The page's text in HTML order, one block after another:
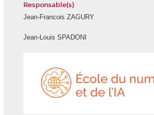
Responsable(s)
Jean-Francois ZAGURY
Jean-Louis SPADONI